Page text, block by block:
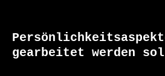
gearbeitet werden